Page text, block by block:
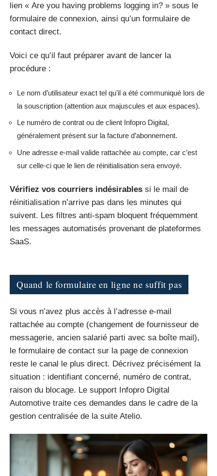
lien « Are you having problems logging in? » sous le
formulaire de connexion, ainsi qu’un formulaire de
contact direct.
Voici ce qu’il faut préparer avant de lancer la
procédure :
Le nom d’utilisateur exact tel qu’il a été communiqué lors de
la souscription (attention aux majuscules et aux espaces).
Le numéro de contrat ou de client Infopro Digital,
généralement présent sur la facture d’abonnement.
Une adresse e-mail valide rattachée au compte, car c’est
sur celle-ci que le lien de réinitialisation sera envoyé.
Vérifiez vos courriers indésirables si le mail de
réinitialisation n’arrive pas dans les minutes qui
suivent. Les filtres anti-spam bloquent fréquemment
les messages automatisés provenant de plateformes
SaaS.
Quand le formulaire en ligne ne suffit pas
Si vous n’avez plus accès à l’adresse e-mail
rattachée au compte (changement de fournisseur de
messagerie, ancien salarié parti avec sa boîte mail),
le formulaire de contact sur la page de connexion
reste le canal le plus direct. Décrivez précisément la
situation : identifiant concerné, numéro de contrat,
raison du blocage. Le support Infopro Digital
Automotive traite ces demandes dans le cadre de la
gestion centralisée de la suite Atelio.